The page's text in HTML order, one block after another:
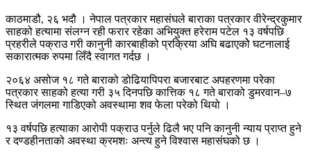
काठमाडौ, २६ भदौ । नेपाल पत्रकार महासंघले बाराका पत्रकार वीरेन्द्रकुमार
साहको हत्यामा संलग्न रही फरार रहेका अभियुक्त हरेराम पटेल १३ वर्षपछि
प्रहरीले पक्राउ गरी कानुनी कारबाहीको प्रक्रिया अघि बढाएकोे घटनालाई
सकारात्मक रुपमा लिँदै स्वागत गर्दछ ।
२०६४ असोज १८ गते बाराको डोढियापिपरा बजारबाट अपहरणमा परेका
पत्रकार साहको हत्या गरी ३५ दिनपछि कात्तिक १८ गते बाराको डुमरवान–७
स्थित जंगलमा गाडिएको अवस्थामा शव फेला परेको थियो ।
१३ वर्षपछि हत्याका आरोपी पक्राउ पर्नुले ढिलै भए पनि कानुनी न्याय प्राप्त हुने
र दण्डहीनताको अवस्था क्रमशः अन्त्य हुने विश्वास महासंघको छ ।